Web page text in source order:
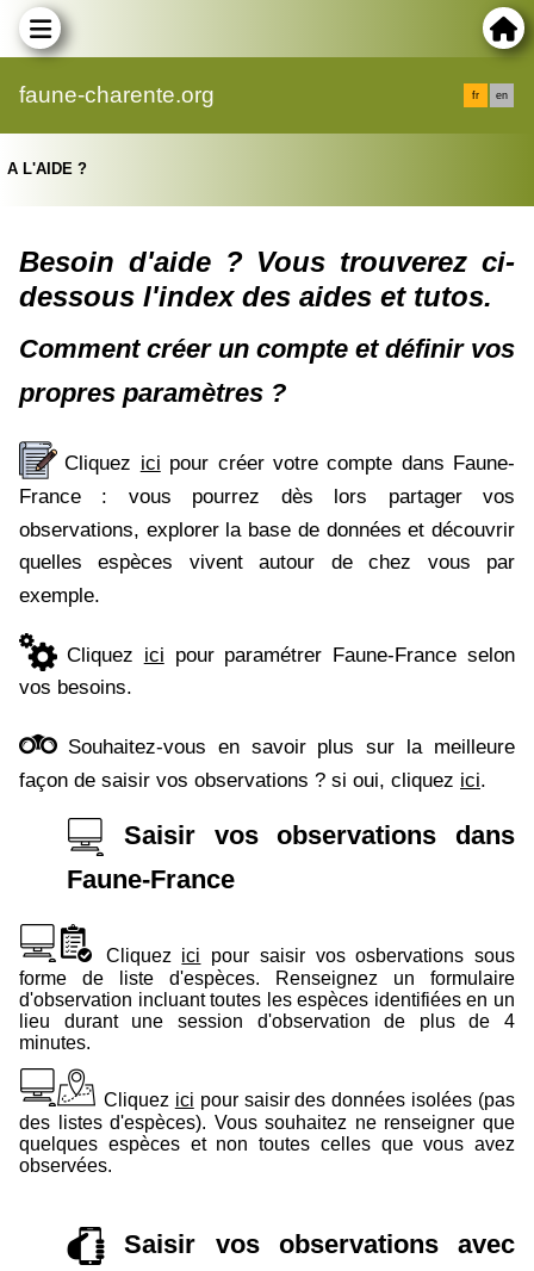
faune-charente.org fr en
A L'AIDE ?
Besoin d'aide ? Vous trouverez ci-
dessous l'index des aides et tutos.
Comment créer un compte et définir vos
propres paramètres ?
Cliquez ici pour créer votre compte dans Faune-
France : vous pourrez dès lors partager vos
observations, explorer la base de données et découvrir
quelles espèces vivent autour de chez vous par
exemple.
Cliquez ici pour paramétrer Faune-France selon
vos besoins.
Souhaitez-vous en savoir plus sur la meilleure
façon de saisir vos observations ? si oui, cliquez ici.
Saisir vos observations dans
Faune-France
Cliquez ici pour saisir vos osbervations sous
forme de liste d'espèces. Renseignez un formulaire
d'observation incluant toutes les espèces identifiées en un
lieu durant une session d'observation de plus de 4
minutes.
Cliquez ici pour saisir des données isolées (pas
des listes d'espèces). Vous souhaitez ne renseigner que
quelques espèces et non toutes celles que vous avez
observées.
Saisir vos observations avec